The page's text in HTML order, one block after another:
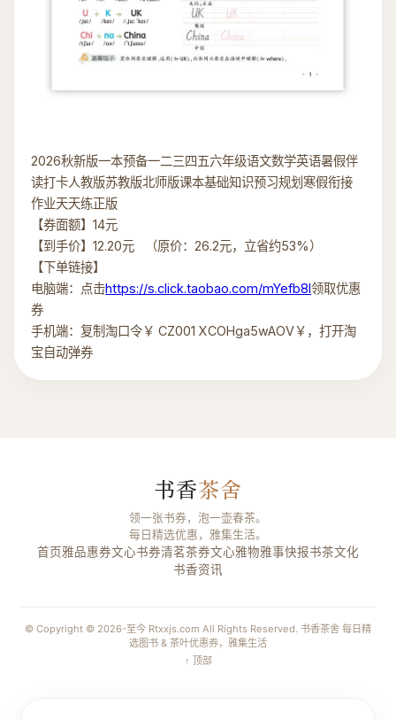
2026秋新版一本预备一二三四五六年级语文数学英语暑假伴
读打卡人教版苏教版北师版课本基础知识预习规划寒假衔接
作业天天练正版
【券面额】14元
【到手价】12.20元 （原价：26.2元，立省约53%）
【下单链接】
电脑端：点击https://s.click.taobao.com/mYefb8l领取优惠
券
手机端：复制淘口令￥ CZ001 XCOHga5wAOV￥，打开淘
宝自动弹券
书香茶舍
领一张书券，泡一壶春茶。
每日精选优惠，雅集生活。
首页雅品惠券文心书券清茗茶券文心雅物雅事快报书茶文化
书香资讯
© Copyright © 2026-至今 Rtxxjs.com All Rights Reserved. 书香茶舍 每日精
选图书 & 茶叶优惠券，雅集生活
↑ 顶部